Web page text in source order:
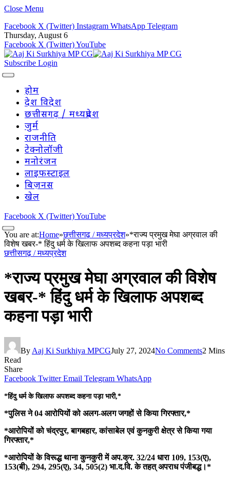
Close Menu
Facebook X (Twitter) Instagram WhatsApp Telegram
Thursday, August 6
Facebook X (Twitter)YouTube
Subscribe Login
होम
देश विदेश
छत्तीसगढ़ / मध्यप्रदेश
जुर्म
राजनीति
टेक्नोलॉजी
मनोरंजन
लाइफस्टाइल
बिज़नस
खेल
Facebook X (Twitter)YouTube
You are at:Home»छत्तीसगढ़ / मध्यप्रदेश»*राज्य प्रमुख मेघा अग्रवाल की
विशेष खबर-* हिंदु धर्म के खिलाफ अपशब्द कहना पड़ा भारी
छत्तीसगढ़ / मध्यप्रदेश
*राज्य प्रमुख मेघा अग्रवाल की विशेष
खबर-* हिंदु धर्म के खिलाफ अपशब्द
कहना पड़ा भारी
By Aaj Ki Surkhiya MPCGJuly 27, 2024No Comments2 Mins
Read
Share
Facebook Twitter Email Telegram WhatsApp
*हिंदु धर्म के खिलाफ अपशब्द कहना पड़ा भारी,*
*पुलिस ने 04 आरोपियों को अलग-अलग जगहों से किया गिरफ्तार,*
*आरोपियों को चंद्रपुर, बागबहार, कांसाबेल एवं कुनकुरी क्षेत्र से किया गया
गिरफ्तार,*
*आरोपियों के विरूद्ध थाना कुनकुरी में अप.क्र. 32/24 धारा 109, 153(ए),
153(बी), 294, 295(ए), 34, 505(2) भा.द.वि. के तहत् अपराध पंजीबद्ध।*